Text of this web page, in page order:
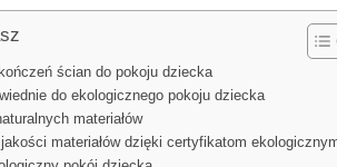
ścian do pokoju dziecka
do ekologicznego pokoju dziecka
materiałów
materiałów dzięki certyfikatom